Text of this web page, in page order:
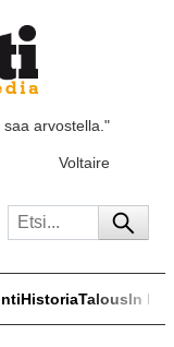
arvostella."
Voltaire
HistoriaTalousIn